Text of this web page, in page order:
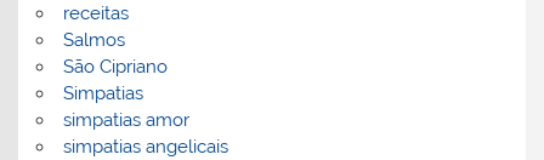
receitas
Salmos
São Cipriano
Simpatias
simpatias amor
simpatias angelicais